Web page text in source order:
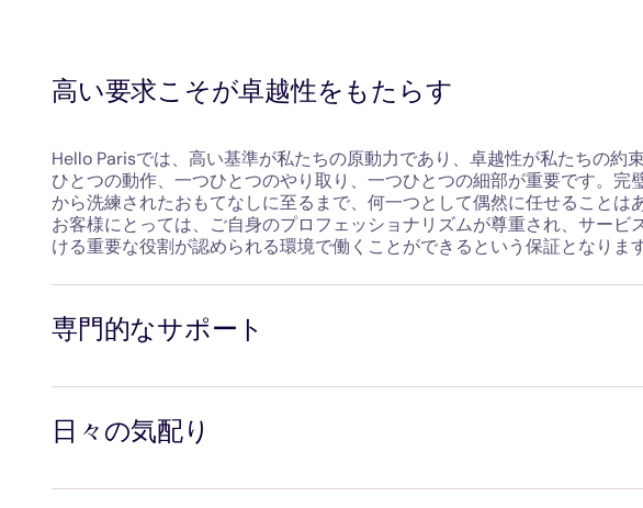
高い要求こそが卓越性をもたらす
Hello Parisでは、高い基準が私たちの原動力であり、卓越性が私たちの約
ひとつの動作、一つひとつのやり取り、一つひとつの細部が重要です。完
から洗練されたおもてなしに至るまで、何一つとして偶然に任せることは
お客様にとっては、ご自身のプロフェッショナリズムが尊重され、サービ
ける重要な役割が認められる環境で働くことができるという保証となります
専門的なサポート
していただきます。 資格取得のための研修（運転士向けの5ヶ月間の必須
含む）、コーチングや社内でのキャリアアップ、SNCFグループやRATPの
支援など、私たちはあなたが確固たるキャリアパスを築けるようサポート
日々の気配り